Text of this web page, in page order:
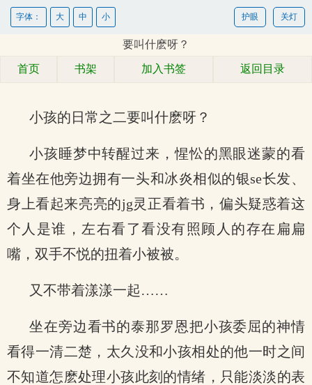
关灯
护眼
字体： 大 中 小
要叫什麽呀？
首页 书架 加入书签 返回目录
小孩的日常之二要叫什麽呀？
小孩睡梦中转醒过来，惺忪的黑眼迷蒙的看
着坐在他旁边拥有一头和冰炎相似的银se长发、
身上看起来亮亮的jg灵正看着书，偏头疑惑着这
个人是谁，左右看了看没有照顾人的存在扁扁
嘴，双手不悦的扭着小被被。
又不带着漾漾一起……
坐在旁边看书的泰那罗恩把小孩委屈的神情
看得一清二楚，太久没和小孩相处的他一时之间
不知道怎麽处理小孩此刻的情绪，只能淡淡的表